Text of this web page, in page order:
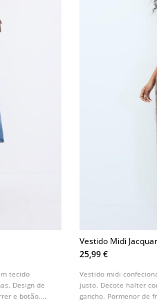
tecido
Design de
e botão.
Vestido Midi
25,99 €
Vestido midi
justo. Decote halter
gancho. Pormenor de